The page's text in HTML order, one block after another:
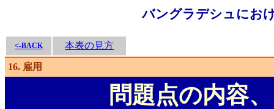
バングラデシュにお
<-BACK 本表の見方
16. 雇用
問題点の内容